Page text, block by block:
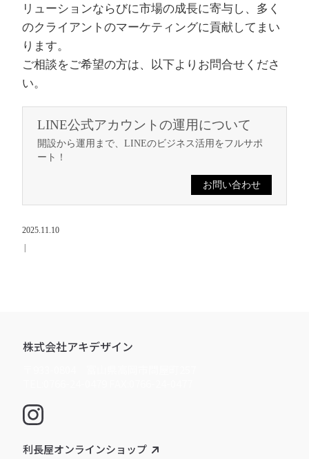
リューションならびに市場の成⻑に寄与し、多く
のクライアントのマーケティングに貢献してまい
ります。
ご相談をご希望の方は、以下よりお問合せくださ
い。
LINE公式アカウントの運用について
開設から運用まで、LINEのビジネス活用をフルサポ
ート！
お問い合わせ
2025.11.10
株式会社アキデザイン
利長屋オンラインショップ